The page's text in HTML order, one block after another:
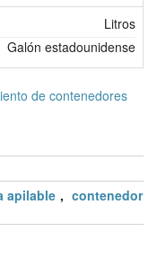
Litros
Galón estadounidense
de contenedores
apilable , contenedor